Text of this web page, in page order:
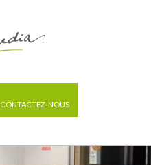
CONTACTEZ-NOUS